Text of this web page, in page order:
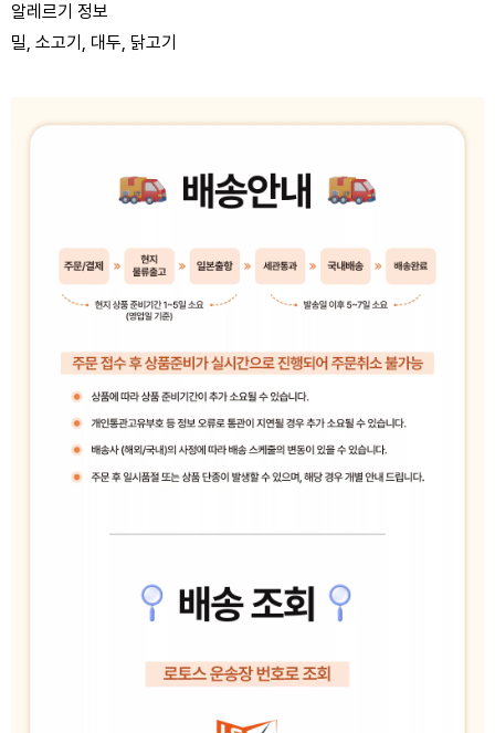
알레르기 정보
밀, 소고기, 대두, 닭고기